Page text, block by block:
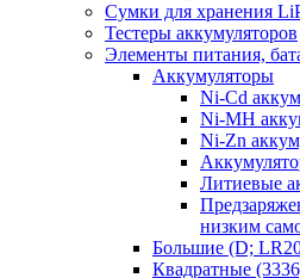
Сумки для хранения
Тестеры аккумуляторов
Элементы питания,
Аккумуляторы
Ni-Cd
Ni-MH
Ni-Zn
Литиевые
низким
Большие (D;
Квадратные